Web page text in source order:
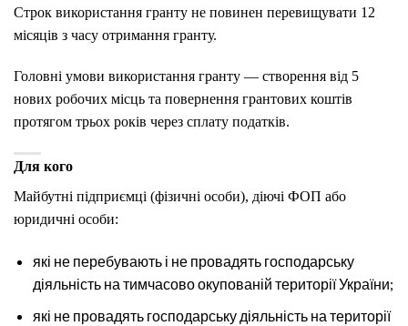
Строк використання гранту не повинен перевищувати 12
місяців з часу отримання гранту.
Головні умови використання гранту — створення від 5
нових робочих місць та повернення грантових коштів
протягом трьох років через сплату податків.
Для кого
Майбутні підприємці (фізичні особи), діючі ФОП або
юридичні особи:
які не перебувають і не провадять господарську
діяльність на тимчасово окупованій території України;
які не провадять господарську діяльність на території